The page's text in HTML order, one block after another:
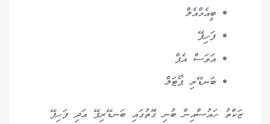
ބީއެމްއެލް
ފަހިޕޭ
އަވަސް އެޕް
ބަނޑޭރި ޕޯޓަލް
ޒަކާތު ހައުސްއިން ބުނި ގޮތުގައި ބަނޑޭރިޕޭ އަދި ފަހިޕޭ